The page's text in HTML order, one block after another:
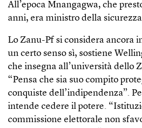
All’epoca Mnangagwa, che
anni, era ministro della
Lo Zanu-Pf si considera ancora
un certo senso sì, sostiene
che insegna all’università dello
“Pensa che sia suo compito
conquiste dell’indipendenza”.
intende cedere il potere.
commissione elettorale non